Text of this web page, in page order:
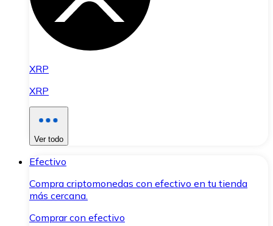
XRP
XRP
Ver todo
Efectivo
Compra criptomonedas con efectivo en tu tienda
más cercana.
Comprar con efectivo